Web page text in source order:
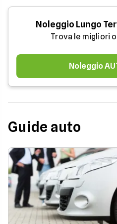
Noleggio Lungo
Trova le migliori
Noleggio
Guide auto